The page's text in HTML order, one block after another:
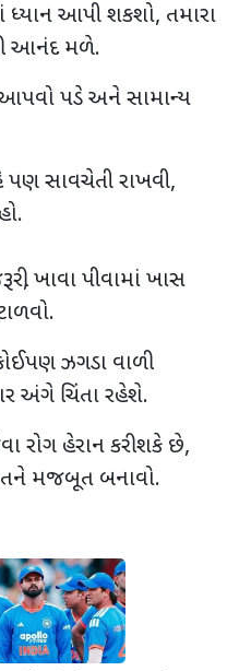
ધ્યાન આપી શકશો, તમારા
આનંદ મળે.
આપવો પડે અને સામાન્ય
સાવચેતી રાખવી,
ખાવા પીવામાં ખાસ
ઝગડા વાળી
અંગે ચિંતા રહેશે.
રોગ હેરાન કરી શકે છે,
મજબૂત બનાવો.